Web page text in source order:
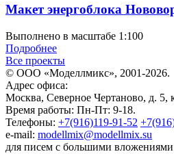
Макет энергоблока
Выполнено в масштабе 1:100
Подробнее
Все проекты
© ООО «Моделлмикс», 2001-2026.
Адрес офиса:
Москва, Северное Чертаново, д. 5,
Время работы: Пн-Пт: 9-18.
Телефоны: +7(916)119-91-52
e-mail: modellmix@modellmix.su
для писем с большими